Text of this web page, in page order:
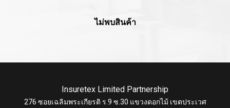
ไม่พบสินค้า
Insuretex Limited Partnership
276 ซอยเฉลิมพระเกียรติ ร.9 ซ.30 แขวงดอกไม้ เขตประเวศ